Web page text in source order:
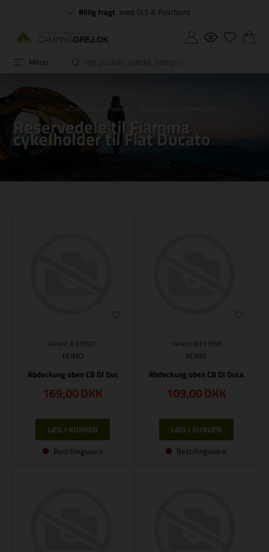
Billig fragt med GLS & PostNord
Menu
RESERVEDELE RESERVEDELE TIL FIAMMA
Reservedele til Fiamma
cykelholder til Fiat Ducato
Varenr.: R E10921
REIMO
Abdeckung oben CB DJ Duc
169,00DKK
Bestillingsvare
Varenr.: R E11558
REIMO
Abdeckung oben CB DJ Duca
109,00DKK
Bestillingsvare